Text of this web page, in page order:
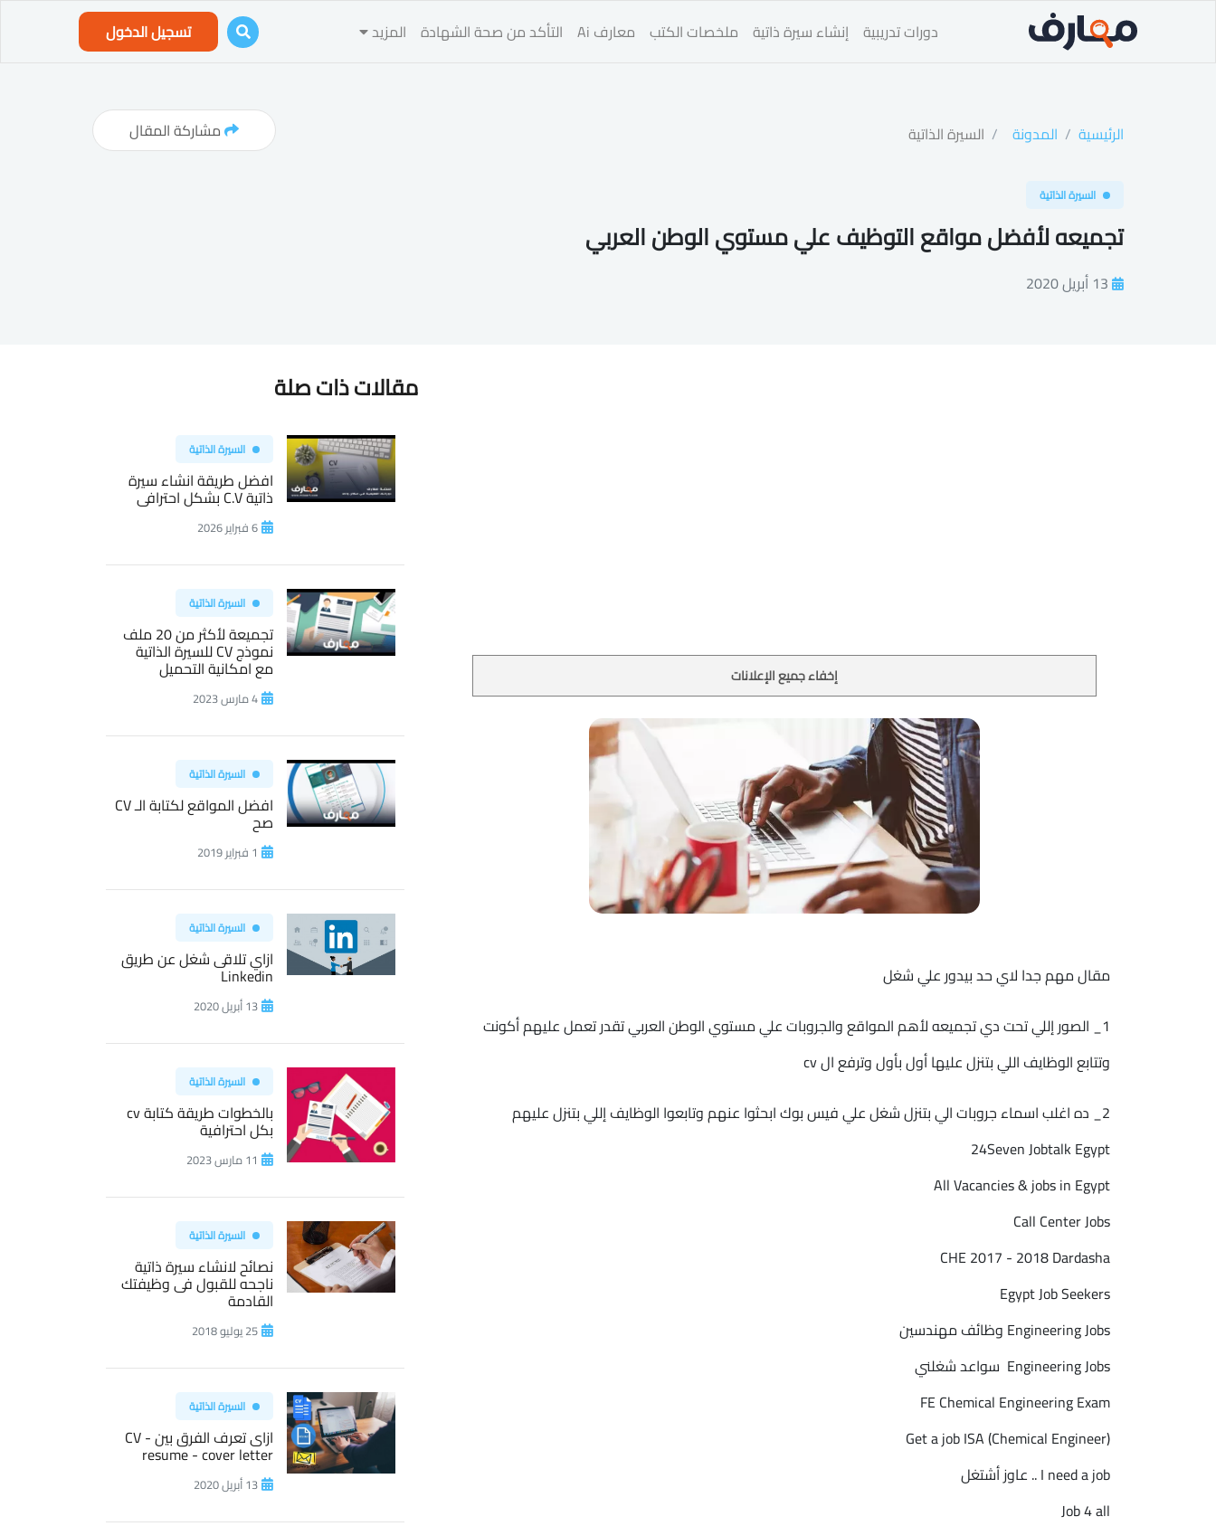
دورات تدريبية إنشاء سيرة ذاتية ملخصات الكتب معارف Ai التأكد من صحة الشهادة المزيد تسجيل الدخول
الرئيسية المدونة السيرة الذاتية مشاركة المقال
السيرة الذاتية
تجميعه لأفضل مواقع التوظيف علي مستوي الوطن العربي
13 أبريل 2020
إخفاء جميع الإعلانات
مقال مهم جدا لاي حد بيدور علي شغل
1_ الصور إللي تحت دي تجميعه لأهم المواقع والجروبات علي مستوي الوطن العربي تقدر تعمل عليهم أكونت
وتتابع الوظايف اللي بتنزل عليها أول بأول وترفع ال cv
2_ ده اغلب اسماء جروبات الي بتنزل شغل علي فيس بوك ابحثوا عنهم وتابعوا الوظايف إللي بتنزل عليهم
24Seven Jobtalk Egypt
All Vacancies & jobs in Egypt
Call Center Jobs
CHE 2017 - 2018 Dardasha
Egypt Job Seekers
‎Engineering Jobs وظائف مهندسين‎
‎Engineering Jobs سواعد شغلني‎
FE Chemical Engineering Exam
Get a job ISA (Chemical Engineer)
‎I need a job .. عاوز أشتغل‎
Job 4 all
مقالات ذات صلة
السيرة الذاتية
افضل طريقة انشاء سيرة
ذاتية C.V بشكل احترافى
6 فبراير 2026
السيرة الذاتية
تجميعة لأكثر من 20 ملف
نموذج CV للسيرة الذاتية
مع امكانية التحميل
4 مارس 2023
السيرة الذاتية
افضل المواقع لكتابة الـ CV
صح
1 فبراير 2019
السيرة الذاتية
ازاي تلاقى شغل عن طريق
Linkedin
13 أبريل 2020
السيرة الذاتية
بالخطوات طريقة كتابة cv
بكل احترافية
11 مارس 2023
السيرة الذاتية
نصائح لانشاء سيرة ذاتية
ناجحه للقبول فى وظيفتك
القادمة
25 يوليو 2018
السيرة الذاتية
ازاى تعرف الفرق بين CV -
resume - cover letter
13 أبريل 2020